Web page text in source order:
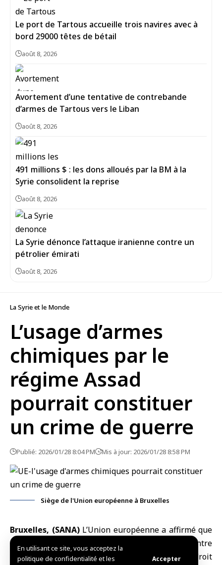
En utilisant ce site, vous acceptez la
politique de confidentialité et les
Accepter
Le port de Tartous accueille trois navires avec à
bord 29000 têtes de bétail
août 8, 2026
Avortement d’une tentative de contrebande
d’armes de Tartous vers le Liban
août 8, 2026
491 millions $ : les dons alloués par la BM à la
Syrie consolident la reprise
août 8, 2026
La Syrie dénonce l’attaque iranienne contre un
pétrolier émirati
août 8, 2026
La Syrie et le Monde
L’usage d’armes
chimiques par le
régime Assad
pourrait constituer
un crime de guerre
Publié: 2026/01/28 8:04 PM Mis à jour: 2026/01/28 8:58 PM
Siège de l'Union européenne à Bruxelles
Bruxelles, (SANA) L’Union européennea affirmé que
l’usage d’
armes chimiques
par le régime déchu contre
le peuple syrien constitue une violation du droit